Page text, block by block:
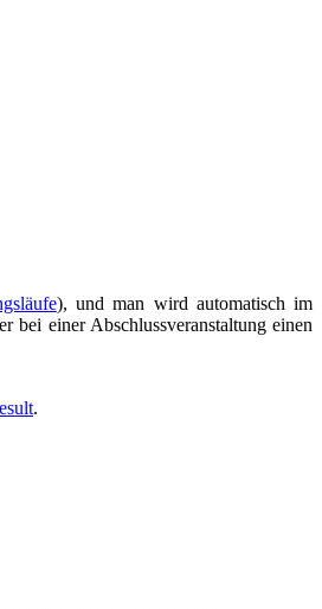
), und man wird automatisch im
bei einer Abschlussveranstaltung einen
.